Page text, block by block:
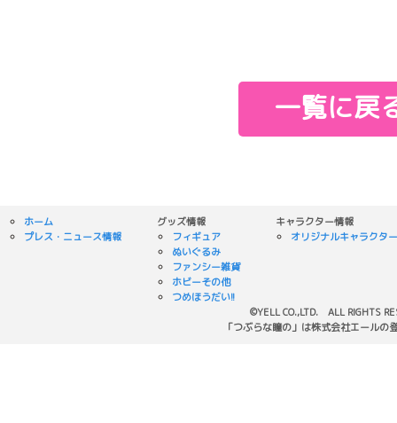
一覧に戻
ホーム
プレス・ニュース情報
グッズ情報
フィギュア
ぬいぐるみ
ファンシー雑貨
ホビーその他
つめほうだい!!
キャラクター情報
オリジナルキャラクター
©YELL CO.,LTD. ALL RIGHTS
「つぶらな瞳の」は株式会社エールの